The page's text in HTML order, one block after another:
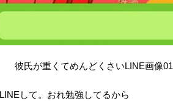
彼氏が重くてめんどくさいLINE画像01
して。おれ勉強してるから